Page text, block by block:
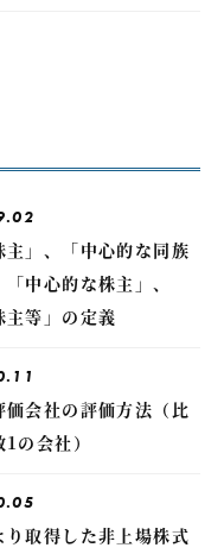
主」、「中心的な同族
中心的な株主」、
主等」の定義
価会社の評価方法（比
の会社）
り取得した非上場株式